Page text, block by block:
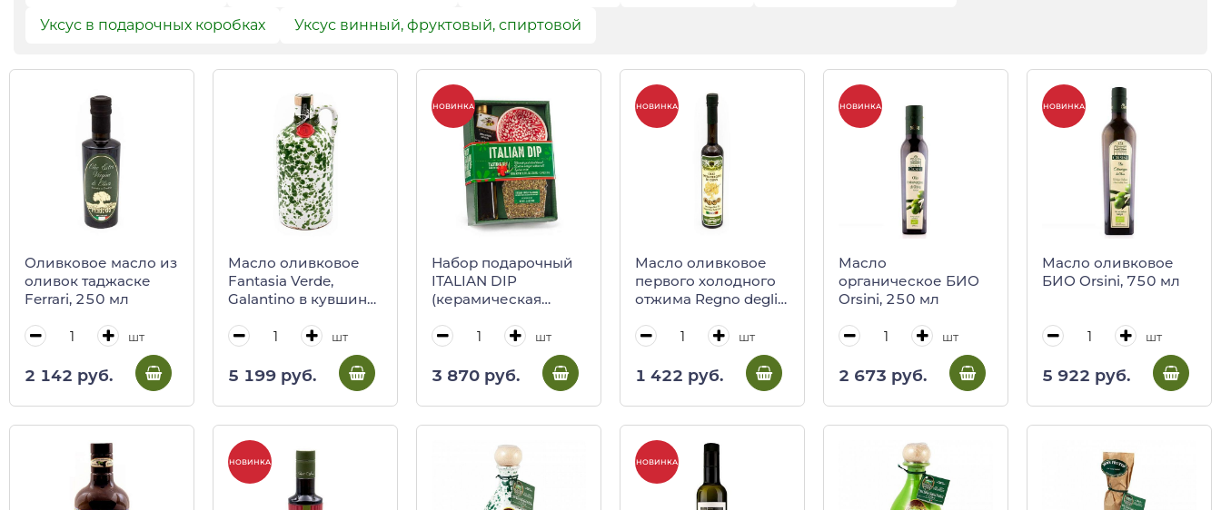
Уксус в подарочных коробках Уксус винный, фруктовый, спиртовой
Оливковое масло из
оливок таджаске
Ferrari, 250 мл
шт
2 142 руб.
Масло оливковое
Fantasia Verde,
Galantino в кувшине,
шт
5 199 руб.
НОВИНКА
Набор подарочный
ITALIAN DIP
(керамическая
оливковое,
сицилийски)
шт
3 870 руб.
НОВИНКА
Масло оливковое
первого холодного
отжима Regno degliI
шт
1 422 руб.
НОВИНКА
Масло
органическое БИО
Orsini, 250 мл
шт
2 673 руб.
НОВИНКА
Масло оливковое
БИО Orsini, 750 мл
шт
5 922 руб.
НОВИНКА НОВИНКА